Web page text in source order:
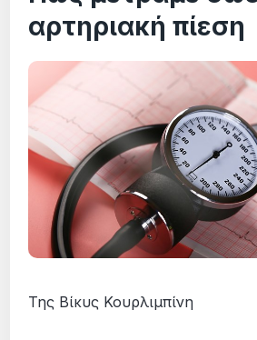
αρτηριακή πίεση
Της Βίκυς Κουρλιμπίνη